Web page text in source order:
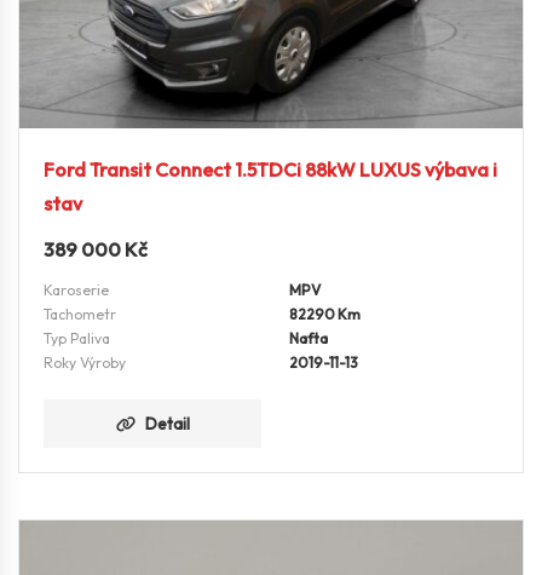
Ford Transit Connect 1.5TDCi 88kW LUXUS výbava i
stav
389 000 Kč
Karoserie
MPV
Tachometr
82290 Km
Typ Paliva
Nafta
Roky Výroby
2019-11-13
Detail